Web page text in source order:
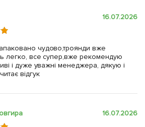
16.07.2026
чудово,троянди вже
легко, все супер,вже рекомендую
і дуже уважні менеджера, дякую і
відгук
16.07.2026